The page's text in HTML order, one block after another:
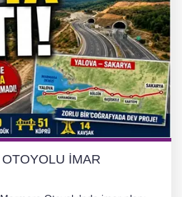
NEREDE?
PANİK!
OTOYOLU İMAR
ASKIDA!
İMAR